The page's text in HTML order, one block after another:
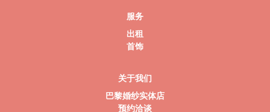
服务
出租
首饰
关于我们
巴黎婚纱实体店
预约洽谈